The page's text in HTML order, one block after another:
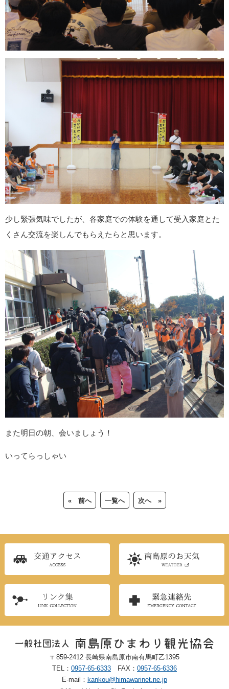
少し緊張気味でしたが、各家庭での体験を通して受入家庭とた
くさん交流を楽しんでもらえたらと思います。
また明日の朝、会いましょう！
いってらっしゃい
« 前へ 一覧へ 次へ »
〒859-2412 長崎県南島原市南有馬町乙1395
TEL： 0957-65-6333 FAX： 0957-65-6336
E-mail： kankou@himawarinet.ne.jp